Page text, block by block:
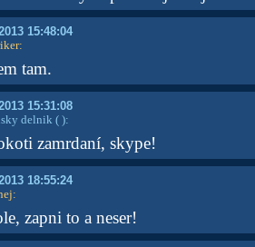
15:48:04
:
tam.
15:31:08
delnik( ):
zamrdaní, skype!
18:55:24
:
zapni to a neser!